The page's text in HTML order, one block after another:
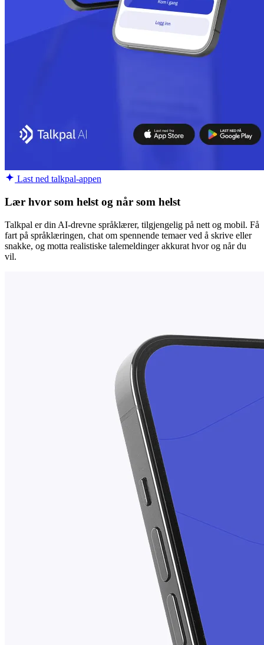
Last ned talkpal-appen
Lær hvor som helst og når som helst
Talkpal er din AI-drevne språklærer, tilgjengelig på nett og mobil. Få
fart på språklæringen, chat om spennende temaer ved å skrive eller
snakke, og motta realistiske talemeldinger akkurat hvor og når du
vil.